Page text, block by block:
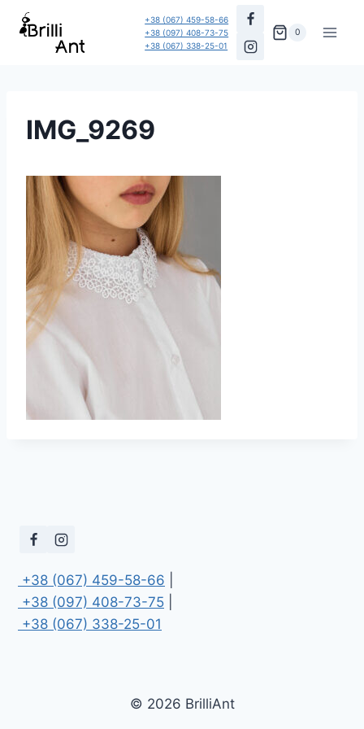
Перейти
+38 (067) 459-58-66
+38 (097) 408-73-75
+38 (067) 338-25-01
0
IMG_9269
+38 (067) 459-58-66
+38 (097) 408-73-75
+38 (067) 338-25-01
© 2026 BrilliAnt